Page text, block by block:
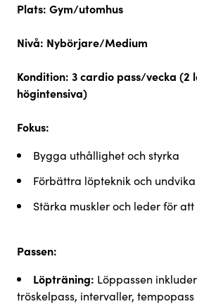
Plats: Gym/utomhus
Nivå: Nybörjare/Medium
Kondition: 3 cardio pass/vecka (2
högintensiva)
Fokus:
Bygga uthållighet och styrka
Förbättra löpteknik och
Stärka muskler och leder för
Passen:
Löpträning: Löppassen
tröskelpass, intervaller, tempopass